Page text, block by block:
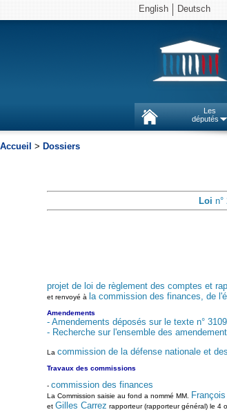
English Deutsch
Les
députés
Accueil > Dossiers
Loi n°
projet de loi de règlement des comptes et
et renvoyé à
la commission des finances, de
Amendements
- Amendements déposés sur le texte n° 3109
- Recherche sur l'ensemble des
La commission de la défense nationale et
Travaux des commissions
- commission des finances
La Commission saisie au fond a nommé MM.
et Gilles Carrez rapporteur (rapporteur général) le 4